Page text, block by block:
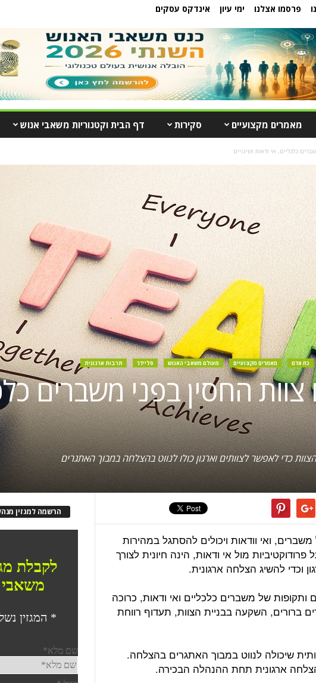
פרסמו אצלנו ימי עיון אינדקס עסקים
מאמרים מקצועיים סקירות דף הבית וקטגוריות משאבי אנוש
כח אדם מאמרים מקצועיים מעולם משאבי האנוש סליידר תרבות ארגונית
צוות החסין בפני משברים
כדי לאפשר לצוותים וארגון כולו לנווט בהצלחה במבוך האתגרים
ואי וודאות ויכולים להסתגל במהירות
מול אי ודאות, הינה חיונית לצורך
וכדי להשיג הצלחה ארגונית.
ותקופות של משברים כלכליים ואי ודאות, כרוכה
ברורים, השקעה בבניית הצוות, תעדוף רווחת
שיכולה לנווט במבוך האתגרים בהצלחה.
ארגונית תחת ההנהלה הבכירה.
הרשמה למגזין